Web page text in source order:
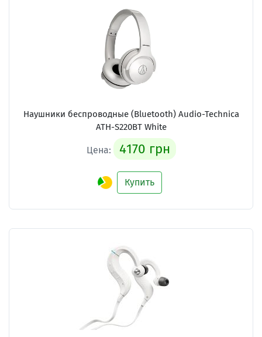
Наушники беспроводные (Bluetooth) Audio-Technica
ATH-S220BT White
Цена: 4170 грн
Купить